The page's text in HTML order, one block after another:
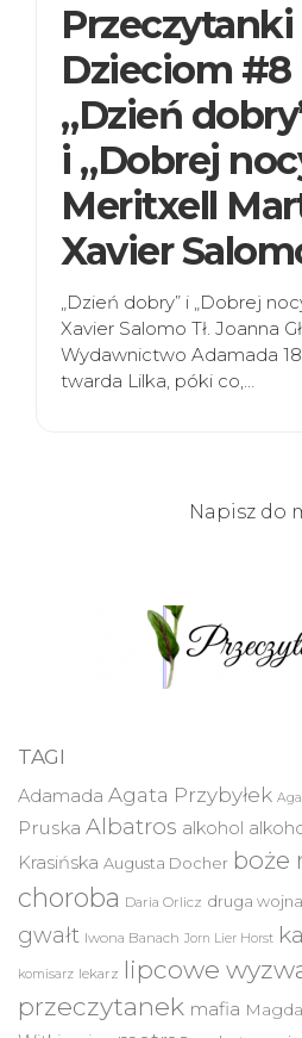
Przeczytanki
Dzieciom #8
„Dzień
i „Dobrej
Meritxell
Xavier
„Dzień dobry” i „Dobrej
Xavier Salomo Tł. Joanna
Wydawnictwo Adamada
twarda Lilka, póki co,…
Napisz do
TAGI
Adamada Agata Przybyłek
Pruska Albatros alkohol
Krasińska Augusta Docher boże
choroba Daria Orlicz druga
gwałt Iwona Banach Jorn Lier Horst
komisarz lekarz lipcowe
przeczytanek mafia